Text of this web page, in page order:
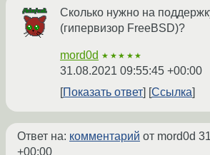
Сколько нужно на
(гипервизор FreeBSD)?
mord0d ★★★★★
31.08.2021 09:55:45 +00:00
Показать ответ
Ссылка
Ответ на: комментарий от mord0d
+00:00